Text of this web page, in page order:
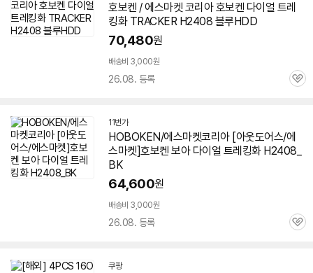
호보켄 / 에스마켓 코리아 호보켄 다이얼 트레
킹화 TRACKER H2408 블루HDD
70,480원
배송비 3,000원
26.08. 등록
관
11번가
HOBOKEN/에스마켓코리아 [아웃도어스/에
스마켓]호보켄 보아 다이얼 트레킹화 H2408_
BK
64,600원
배송비 3,000원
26.08. 등록
관
쿠팡